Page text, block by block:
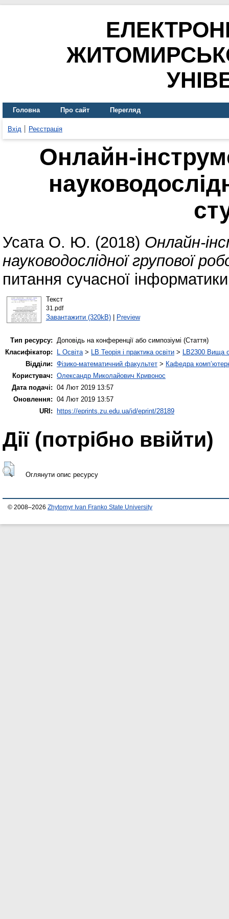
Головна Про сайт Перегляд
Вхід Реєстрація
Онлайн-
Усата О. Ю. (2018) Онлайн-
науководослідної групової
питання сучасної
Текст
31.pdf
Завантажити (320kB)| Preview
Тип ресурсу: Доповідь на конференції або симпозіумі (Стаття)
Класифікатор:
L Освіта> LB Теорія і практика освіти > LB2300 Вища
Відділи: Фізико-математичний факультет > Кафедра
Користувач: Олександр Миколайович Кривонос
Дата подачі: 04 Лют 2019 13:57
Оновлення: 04 Лют 2019 13:57
URI:
https://eprints.zu.edu.ua/id/eprint/28189
Дії ​​(потрібно ввійти)
Оглянути опис ресурсу
© 2008–2026 Zhytomyr Ivan Franko State University